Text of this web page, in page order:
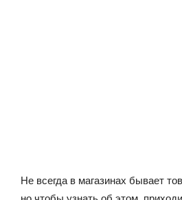
Не всегда в магазинах бывает